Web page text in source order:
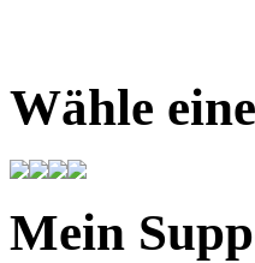
Wähle
Mein